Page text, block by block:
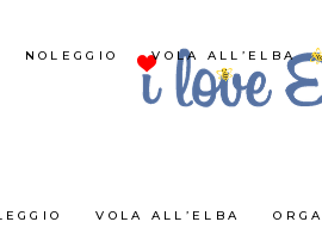
VOLA ALL’ELBA
NOLEGGIO VOLA ALL’ELBA